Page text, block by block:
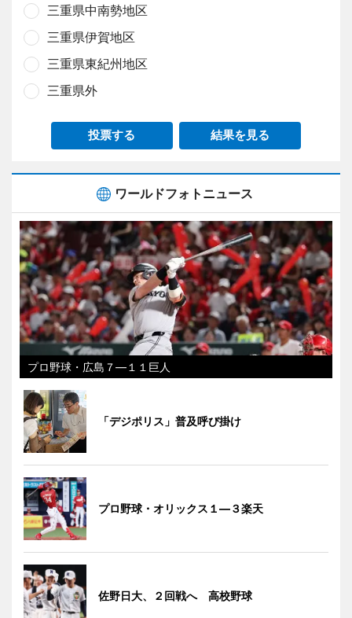
三重県中南勢地区
三重県伊賀地区
三重県東紀州地区
三重県外
投票する 結果を見る
ワールドフォトニュース
プロ野球・広島７―１１巨人
「デジポリス」普及呼び掛け
プロ野球・オリックス１―３楽天
佐野日大、２回戦へ 高校野球